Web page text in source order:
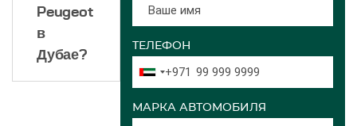
Peugeot
в
Дубае?
ТЕЛЕФОН
+971
МАРКА АВТОМОБИЛЯ